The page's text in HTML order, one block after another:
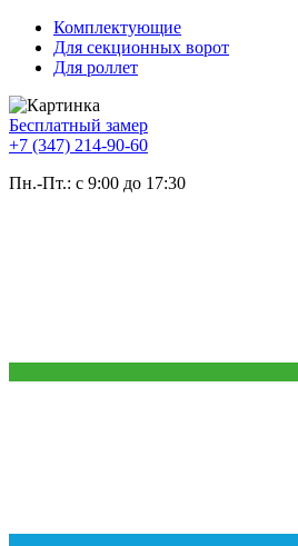
Комплектующие
Для секционных ворот
Для роллет
Бесплатный замер
+7 (347) 214-90-60
Пн.-Пт.: с 9:00 до 17:30